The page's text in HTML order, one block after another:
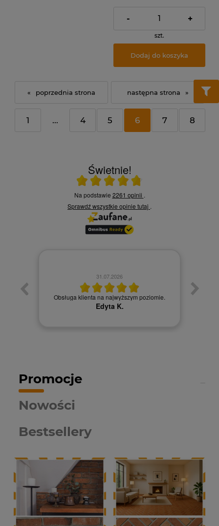
- +
szt.
Dodaj do koszyka
«
1 ... 4 5 6 7 8
»
Świetnie!
Ocena średnia 4.8 na 5
Na podstawie 2261 opinii .
Sprawdź wszystkie opinie tutaj .
31.07.2026
Obsługa klienta na najwyższym poziomie.
Edyta K.
Promocje
Nowości
Bestsellery